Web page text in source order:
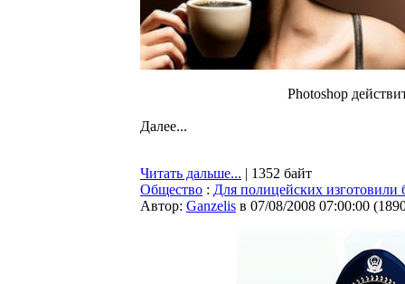
Photoshop
Далее...
Читать дальше... | 1352 байт
Общество : Для полицейских изготовили
Автор: Ganzelis в 07/08/2008 07:00:00 (